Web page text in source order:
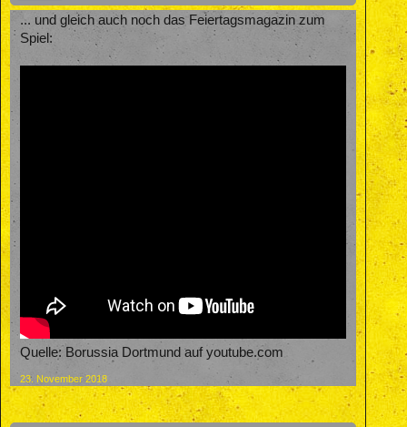
... und gleich auch noch das Feiertagsmagazin zum
Spiel:
Quelle: Borussia Dortmund auf youtube.com
23. November 2018